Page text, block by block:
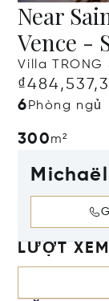
Near
Vence -
Villa
6 Phòng ngủ
300m²
LƯỢT XEM